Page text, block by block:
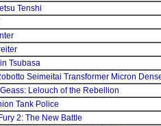
Tenshi
Tsubasa
Seimeitai Transformer Micron
Lelouch of the Rebellion
Tank Police
2: The New Battle